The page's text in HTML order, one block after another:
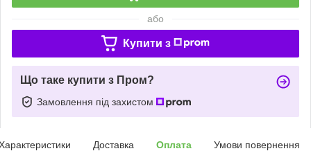
або
Купити з
Що таке купити з Пром?
Замовлення під захистом
Доставка Оплата Умови повернення